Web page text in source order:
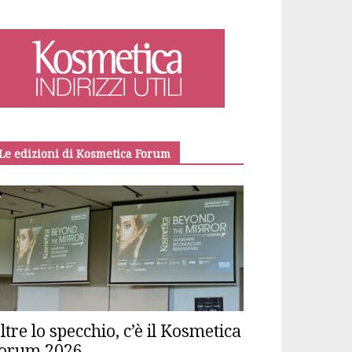
edizioni di Kosmetica Forum
lo specchio, c’è il Kosmetica